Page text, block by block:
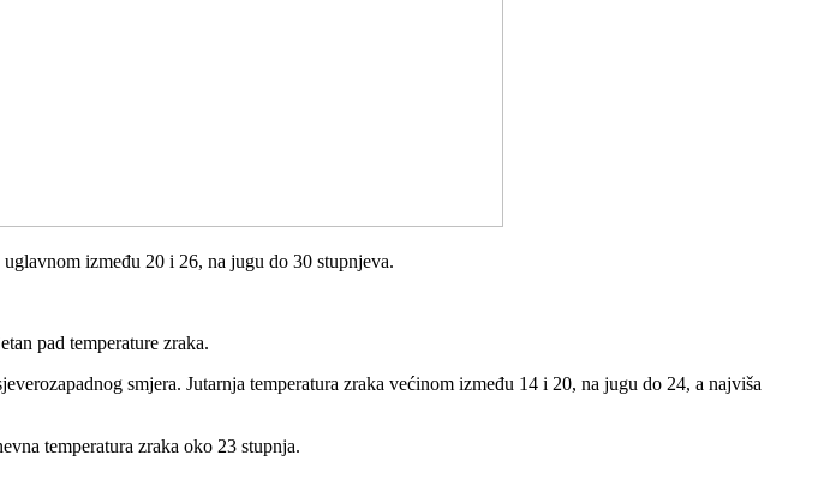
između 20 i 26, na jugu do 30 stupnjeva.
pad temperature zraka.
smjera. Jutarnja temperatura zraka većinom između 14 i 20, na jugu do 24, a najviša
temperatura zraka oko 23 stupnja.